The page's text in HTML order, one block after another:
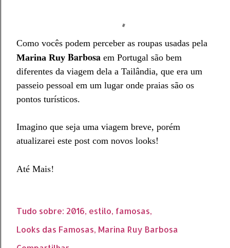
Como vocês podem perceber as roupas usadas pela
Marina Ruy Barbosa em Portugal são bem
diferentes da viagem dela a Tailândia, que era um
passeio pessoal em um lugar onde praias são os
pontos turísticos.
Imagino que seja uma viagem breve, porém
atualizarei este post com novos looks!
Até Mais!
Tudo sobre: 2016 estilo famosas
Looks das Famosas Marina Ruy Barbosa